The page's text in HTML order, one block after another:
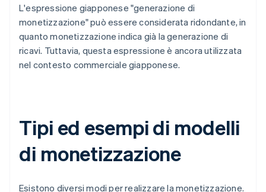
L'espressione giapponese "generazione di
monetizzazione" può essere considerata ridondante, in
quanto monetizzazione indica già la generazione di
ricavi. Tuttavia, questa espressione è ancora utilizzata
nel contesto commerciale giapponese.
Tipi ed esempi di modelli
di monetizzazione
Esistono diversi modi per realizzare la monetizzazione.